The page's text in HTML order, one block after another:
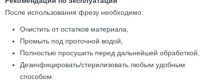
После использования фрезу необходимо:
Очистить от остатков материала,
Промыть под проточной водой,
Полностью просушить перед дальнейшей обработкой,
Дезинфицировать/стерилизовать любым удобным
способом.